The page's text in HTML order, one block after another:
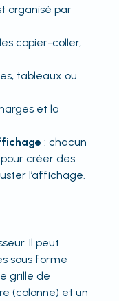
organisé par
copier-coller,
tableaux ou
et la
: chacun
créer des
l’affichage.
Il peut
sous forme
grille de
(colonne) et un